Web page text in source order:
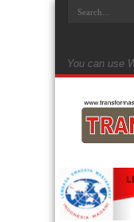
You can use